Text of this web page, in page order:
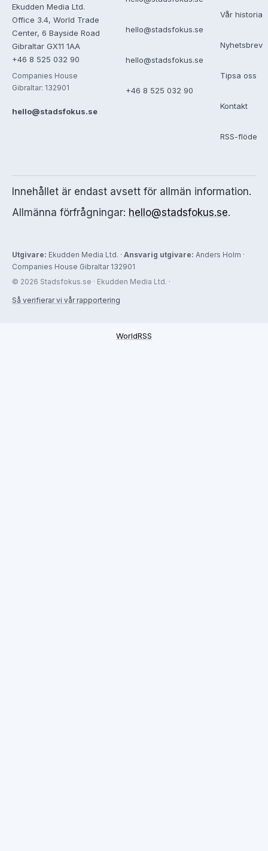
Ekudden Media Ltd.
Office 3.4, World Trade
Center, 6 Bayside Road
Gibraltar GX11 1AA
+46 8 525 032 90
Companies House
Gibraltar: 132901
hello@stadsfokus.se
hello@stadsfokus.se
hello@stadsfokus.se
+46 8 525 032 90
Vår historia
Nyhetsbrev
Tipsa oss
Kontakt
RSS-flöde
Innehållet är endast avsett för allmän information.
Allmänna förfrågningar: hello@stadsfokus.se.
Utgivare: Ekudden Media Ltd. · Ansvarig utgivare: Anders Holm ·
Companies House Gibraltar 132901
© 2026 Stadsfokus.se · Ekudden Media Ltd. ·
Så verifierar vi vår rapportering
WorldRSS